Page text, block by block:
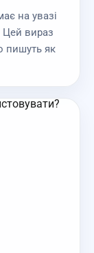
на увазі
Цей вираз
пишуть як